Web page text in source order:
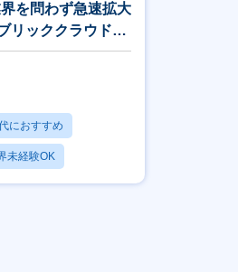
界を問わず急速拡大
リッククラウド活
)”の企画
におすすめ
未経験OK